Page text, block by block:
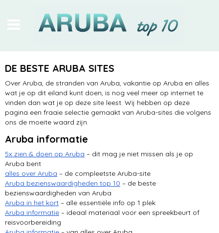
Arikok NP
in en op het water
bezienswaardigheden
heerlijke hotels
excursies
Oranjestad
Renaissance Island
Hooiberg
DE BESTE ARUBA SITES
Over Aruba, de stranden van Aruba, vakantie op Aruba en alles
wat je op dit eiland kunt doen, is nog veel meer op internet te
vinden dan wat je op deze site leest. Wij hebben op deze
pagina een fraaie selectie gemaakt van Aruba-sites die volgens
ons de moeite waard zijn.
Aruba informatie
5x zien & doen op Aruba – dit mag je niet missen als je op
Aruba bent
alles over Aruba – de compleetste Aruba-site
Aruba bezienswaardigheden top 10 – de beste
bezienswaardigheden van Aruba
Aruba in het kort – alle essentiële info op 1 plek
Aruba informatie – ideaal materiaal voor een spreekbeurt of
reisvoorbereiding